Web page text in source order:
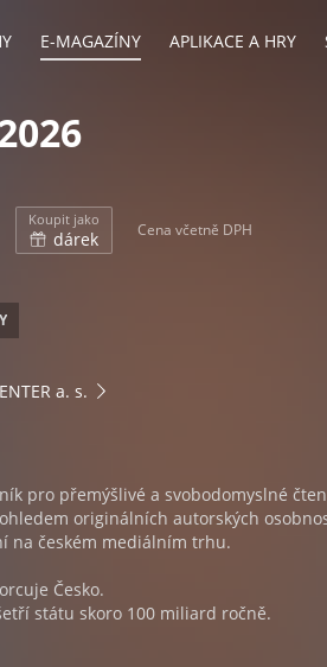
E-MAGAZÍNY APLIKACE A HRY
Koupit jako
dárek Cena včetně DPH
a. s.
pro přemýšlivé a svobodomyslné
originálních autorských
na českém mediálním trhu.
Česko.
státu skoro 100 miliard ročně.